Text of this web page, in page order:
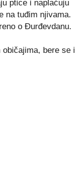
ptice i naplaćuju
na tuđim njivama.
ο Đurđevdanu.
bere se i